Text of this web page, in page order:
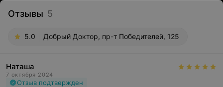
Отзывы 5
5.0 Добрый Доктор, пр-т Победителей, 125
Наташа
7 октября 2024
Отзыв подтвержден